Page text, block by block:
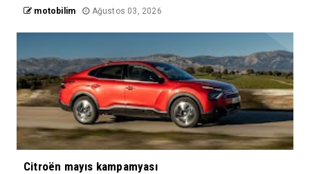
motobilim Ağustos 03, 2026
Citroën mayıs kampamyası